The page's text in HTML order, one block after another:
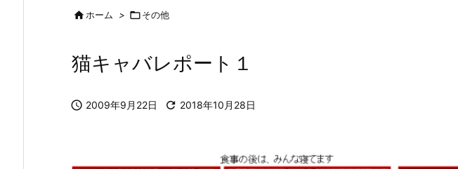
ホーム > その他
猫キャバレポート１
 2009年9月22日  2018年10月28日